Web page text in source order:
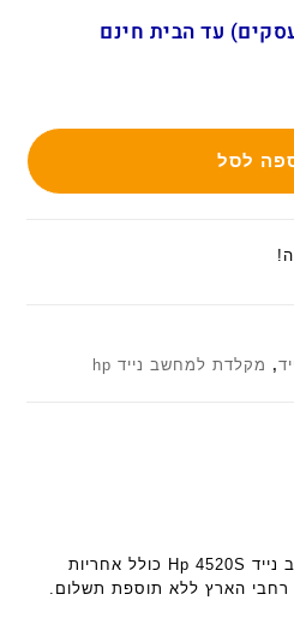
(1-5 ימי עסקים) עד הבית חינם
לסל
, מקלדת למחשב נייד hp
תיאור מחבר : מקלדת למחשב נייד Hp 4520S כולל אחריות
רחבי הארץ ללא תוספת תשלום.